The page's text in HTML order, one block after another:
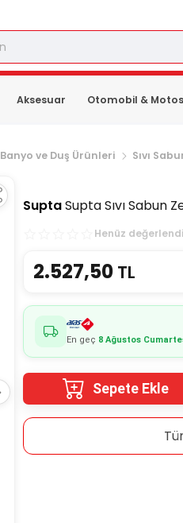
Aksesuar Otomobil &
Banyo ve Duş Ürünleri Sıvı
SuptaSupta Sıvı Sabun
Henüz
2.527,50TL
En geç 8 Ağustos
Sepete Ekle